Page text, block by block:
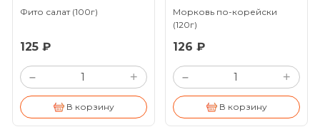
Фито салат (100г)
125 ₽
– +
В корзину
Морковь по-корейски
(120г)
126 ₽
– +
В корзину